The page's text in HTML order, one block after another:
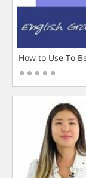
How to Use To